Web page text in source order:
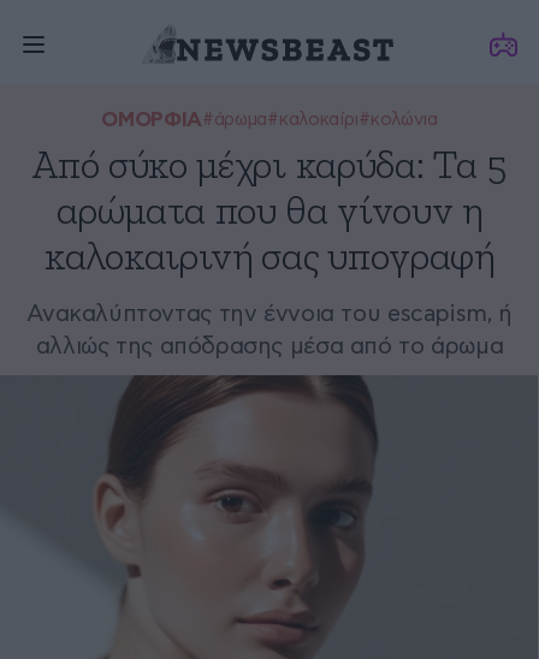
ΟΜΟΡΦΙΑ#άρωμα#καλοκαίρι#κολώνια
Από σύκο μέχρι καρύδα: Τα 5
αρώματα που θα γίνουν η
καλοκαιρινή σας υπογραφή
Ανακαλύπτοντας την έννοια του escapism, ή
αλλιώς της απόδρασης μέσα από το άρωμα